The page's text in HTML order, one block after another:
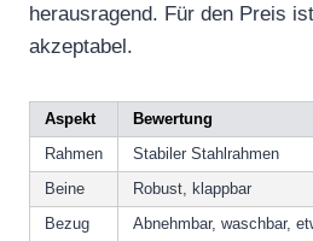
herausragend. Für den Preis
akzeptabel.
Aspekt
Bewertung
Rahmen
Stabiler Stahlrahmen
Beine
Robust, klappbar
Bezug
Abnehmbar, waschbar,